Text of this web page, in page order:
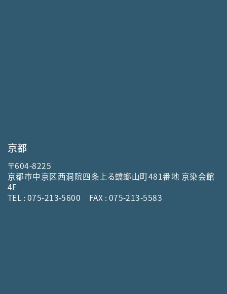
京都
〒604-8225
京都市中京区西洞院四条上る蟷螂山町481番地 京染会館
4F
TEL : 075-213-5600 FAX : 075-213-5583